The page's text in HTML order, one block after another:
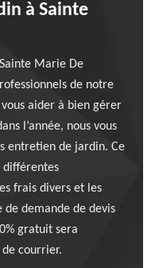
à Sainte
Marie De
de notre
aider à bien gérer
l’année, nous vous
entretien de jardin. Ce
différentes
frais divers et les
demande de devis
gratuit sera
courrier.